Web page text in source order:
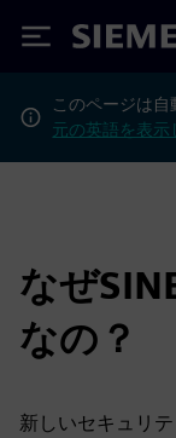
Siemens
このページは自
元の英語を表示
なぜ
なの？
新しいセキュリ